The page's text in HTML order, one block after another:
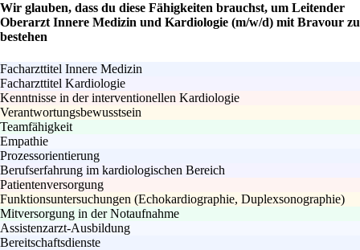
Wir glauben, dass du diese Fähigkeiten brauchst, um Leitender
Oberarzt Innere Medizin und Kardiologie (m/w/d) mit Bravour zu
bestehen
Facharzttitel Innere Medizin
Facharzttitel Kardiologie
Kenntnisse in der interventionellen Kardiologie
Verantwortungsbewusstsein
Teamfähigkeit
Empathie
Prozessorientierung
Berufserfahrung im kardiologischen Bereich
Patientenversorgung
Funktionsuntersuchungen (Echokardiographie, Duplexsonographie)
Mitversorgung in der Notaufnahme
Assistenzarzt-Ausbildung
Bereitschaftsdienste